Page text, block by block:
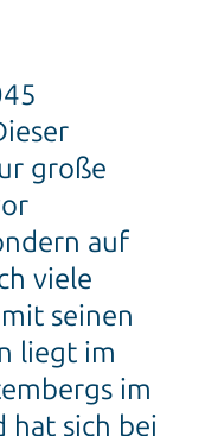
große
auf
viele
seinen
liegt im
im
hat sich bei